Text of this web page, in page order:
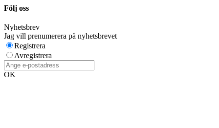
Följ oss
Nyhetsbrev
Jag vill prenumerera på nyhetsbrevet
Registrera
Avregistrera
OK